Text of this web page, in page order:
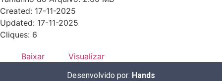
Created: 17-11-2025
Updated: 17-11-2025
Cliques: 6
Baixar Visualizar
Desenvolvido por: Hands